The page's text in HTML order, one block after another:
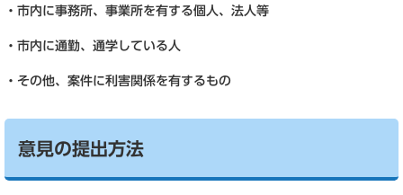
・市内に事務所、事業所を有する個人、法人等
・市内に通勤、通学している人
・その他、案件に利害関係を有するもの
意見の提出方法